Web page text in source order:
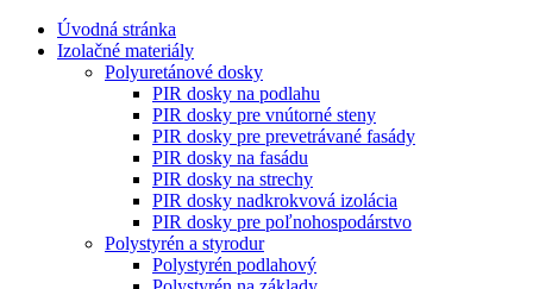
Úvodná stránka
Izolačné materiály
Polyuretánové dosky
PIR dosky na podlahu
PIR dosky pre vnútorné steny
PIR dosky pre prevetrávané fasády
PIR dosky na fasádu
PIR dosky na strechy
PIR dosky nadkrokvová izolácia
PIR dosky pre poľnohospodárstvo
Polystyrén a styrodur
Polystyrén podlahový